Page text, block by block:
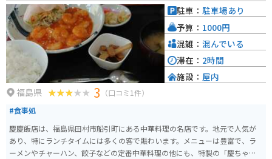
です。 お土産には、地元産のりんごを使ったジュースやジャム、銘菓の「ま
まどおる」などが人気です。道の駅 ふくしま東和は、地元の魅力が詰まった
施設なので、ぜひ立ち寄ってみてください。
福島県 3 （口コミ1件）
#食事処
慶慶飯店は、福島県田村市船引町にある中華料理の名店です。地元で人気が
あり、特にランチタイムには多くの客で賑わいます。メニューは豊富で、ラ
ーメンやチャーハン、餃子などの定番中華料理の他にも、特製の「慶ちゃん
駐車： 駐車場あり
予算： 1000円
混雑： 混んでいる
滞在： 2時間
施設： 屋内